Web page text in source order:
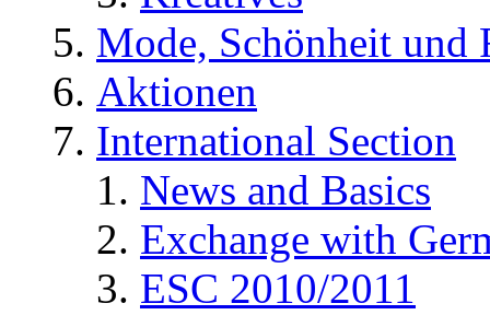
Mode, Schönheit und
Aktionen
International Section
News and Basics
Exchange with
ESC 2010/2011